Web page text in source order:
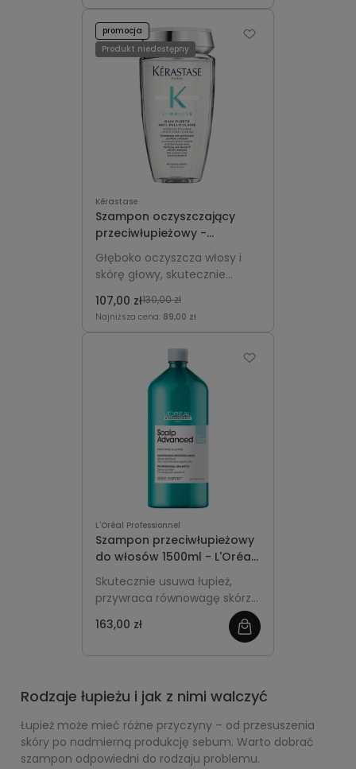
Kérastase
Szampon oczyszczający
przeciwłupieżowy -
Kérastase Symbiose Bain
Pureté Anti-Pelliculaire
250ml
Głęboko oczyszcza włosy i
skórę głowy, skutecznie
wydzielanie sebum,
zapewniając świeżość i
107,00 zł130,00 zł
Najniższa cena: 89,00 zł
promocja
Produkt niedostępny
L'Oréal Professionnel
Szampon przeciwłupieżowy
do włosów 1500ml - L'Oréal
Professionnel Scalp
Advanced Anti-Dandruff
Skutecznie usuwa łupież,
przywraca równowagę skórze
głowy i zapewnia włosom
świeżość. Profesjonalna, duża
163,00 zł
Rodzaje łupieżu i jak z nimi walczyć
Łupież może mieć różne przyczyny – od przesuszenia
skóry po nadmierną produkcję sebum. Warto dobrać
szampon odpowiedni do rodzaju problemu.